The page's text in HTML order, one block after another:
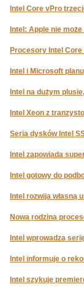
Intel Core vPro
Intel: Apple nie
Procesory Intel
Intel i Microsoft
Intel na dużym plusie
Intel Xeon z
Seria dysków Intel
Intel zapowiada
Intel gotowy do
Intel rozwija własną
Nowa rodzina
Intel wprowadza
Intel informuje o
Intel szykuje